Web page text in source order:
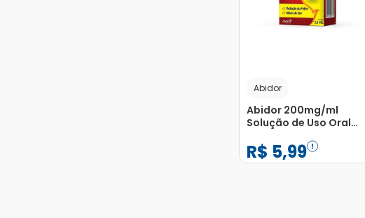
Abidor
Abidor 200mg/ml
Solução de Uso Oral
R$ 5,99